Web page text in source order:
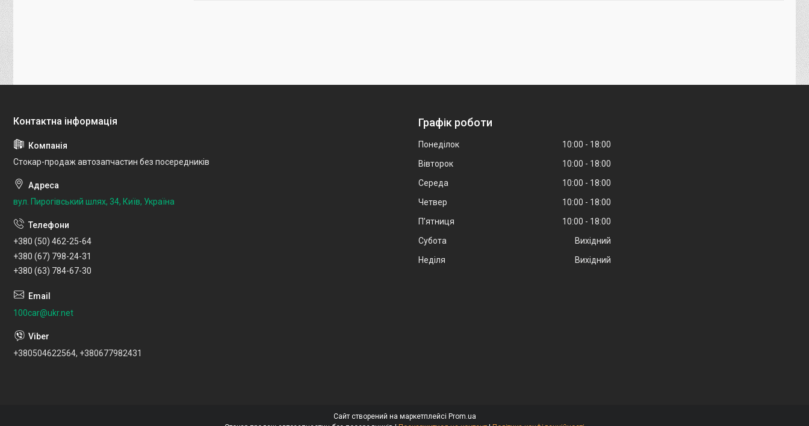
Стокар-продаж автозапчастин без посередників
вул. Пирогівський шлях, 34, Київ, Україна
+380 (50) 462-25-64
+380 (67) 798-24-31
+380 (63) 784-67-30
100car@ukr.net
+380504622564, +380677982431
Графік роботи
Понеділок 10:00
18:00
Вівторок
10:00
18:00
Середа
10:00
18:00
Четвер
10:00
18:00
Пʼятниця
10:00
18:00
Субота
Вихідний
Неділя
Вихідний
Сайт створений на маркетплейсі Prom.ua